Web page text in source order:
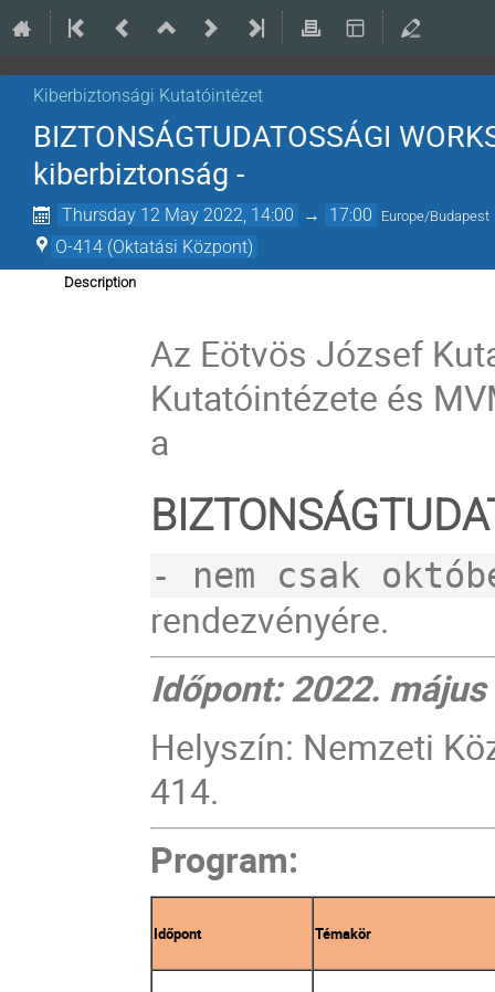
Kiberbiztonsági Kutatóintézet
BIZTONSÁGTUDATOSSÁGI
kiberbiztonság -
Thursday 12 May 2022, 14:00 → 17:00 Europe/Budapest
O-414 (Oktatási Központ)
Description
Az Eötvös József
Kutatóintézete és
a
- nem csak
rendezvényére.
Időpont: 2022.
Helyszín: Nemzeti
414.
Program:
Időpont Témakör